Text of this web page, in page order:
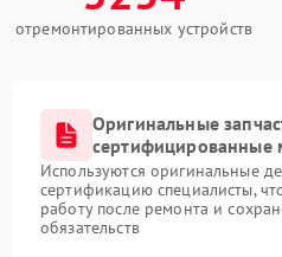
отремонтированных устройств
Оригинальные
сертифицированные
Используются оригинальные
сертификацию специалисты,
работу после ремонта и
обязательств